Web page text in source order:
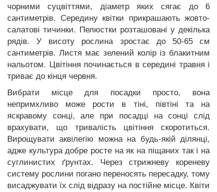
чорними суцвіттями, діаметр яких сягає до 6
сантиметрів. Середину квітки прикрашають жовто-
салатові тичинки. Пелюстки розташовані у декілька
рядів.У висоту рослина зростає до 50-65 см
сантиметрів. Листя має зелений колір із блакитним
нальотом. Цвітіння починається в середині травня і
триває до кінця червня.
Вибрати місце для посадки просто, вона
непримхливо може рости в тіні, півтіні та на
яскравому сонці, але при посадці на сонці слід
врахувати, що тривалість цвітіння скоротиться.
Вирощувати аквілегію можна на будь-якій ділянці,
адже культура добре росте на як на піщаних так і на
суглинистих ґрунтах. Через стрижневу кореневу
систему рослини погано переносять пересадку, тому
висаджувати їх слід відразу на постійне місце. Квіти